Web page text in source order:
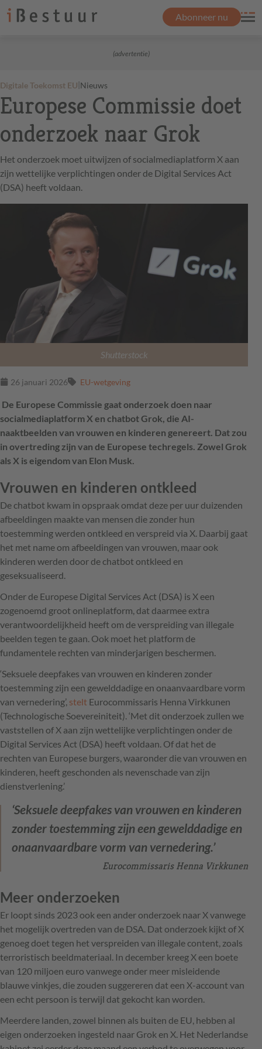
Abonneer nu
(advertentie)
Digitale Toekomst EU|Nieuws
Europese Commissie doet
onderzoek naar Grok
Het onderzoek moet uitwijzen of socialmediaplatform X aan
zijn wettelijke verplichtingen onder de Digital Services Act
(DSA) heeft voldaan.
Shutterstock
26 januari 2026 EU-wetgeving
De Europese Commissie gaat onderzoek doen naar
socialmediaplatform X en chatbot Grok, die AI-
naaktbeelden van vrouwen en kinderen genereert. Dat zou
in overtreding zijn van de Europese techregels. Zowel Grok
als X is eigendom van Elon Musk.
Vrouwen en kinderen ontkleed
De chatbot kwam in opspraak omdat deze per uur duizenden
afbeeldingen maakte van mensen die zonder hun
toestemming werden ontkleed en verspreid via X. Daarbij gaat
het met name om afbeeldingen van vrouwen, maar ook
kinderen werden door de chatbot ontkleed en
geseksualiseerd.
Onder de Europese Digital Services Act (DSA) is X een
zogenoemd groot onlineplatform, dat daarmee extra
verantwoordelijkheid heeft om de verspreiding van illegale
beelden tegen te gaan. Ook moet het platform de
fundamentele rechten van minderjarigen beschermen.
‘Seksuele deepfakes van vrouwen en kinderen zonder
toestemming zijn een gewelddadige en onaanvaardbare vorm
van vernedering’, stelt Eurocommissaris Henna Virkkunen
(Technologische Soevereiniteit). ‘Met dit onderzoek zullen we
vaststellen of X aan zijn wettelijke verplichtingen onder de
Digital Services Act (DSA) heeft voldaan. Of dat het de
rechten van Europese burgers, waaronder die van vrouwen en
kinderen, heeft geschonden als nevenschade van zijn
dienstverlening.’
‘Seksuele deepfakes van vrouwen en kinderen
zonder toestemming zijn een gewelddadige en
onaanvaardbare vorm van vernedering.’
Eurocommissaris Henna Virkkunen
Meer onderzoeken
Er loopt sinds 2023 ook een ander onderzoek naar X vanwege
het mogelijk overtreden van de DSA. Dat onderzoek kijkt of X
genoeg doet tegen het verspreiden van illegale content, zoals
terroristisch beeldmateriaal. In december kreeg X een boete
van 120 miljoen euro vanwege onder meer misleidende
blauwe vinkjes, die zouden suggereren dat een X-account van
een echt persoon is terwijl dat gekocht kan worden.
Meerdere landen, zowel binnen als buiten de EU, hebben al
eigen onderzoeken ingesteld naar Grok en X. Het Nederlandse